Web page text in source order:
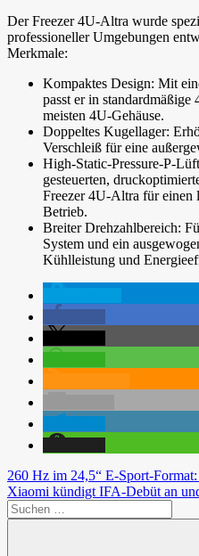
Der Freezer 4U-Altra wurde
professioneller Umgebungen
Merkmale:
Kompaktes Design: Mit
passt er in
meisten 4U-Gehäuse.
Doppeltes Kugellager:
Verschleiß für eine
High-Static-Pressure-P-
gesteuerten,
Freezer 4U-Altra für einen
Betrieb.
Breiter Drehzahlbereich:
System und ein
Kühlleistung und
Beitragsnavigation
Vorheriger
Beitrag:
260 Hz im 24,5“ E-Sport-
Nächster
Beitrag:
Xiaomi kündigt IFA-Debüt an
Suchen
nach: